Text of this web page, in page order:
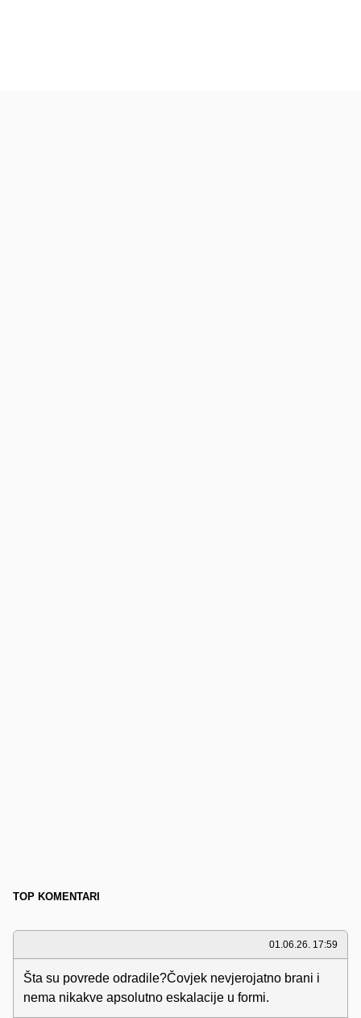
TOP KOMENTARI
01.06.26. 17:59
Šta su povrede odradile?Čovjek nevjerojatno brani i
nema nikakve apsolutno eskalacije u formi.